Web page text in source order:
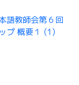
語教師会第６回
プ 概要１ (1)